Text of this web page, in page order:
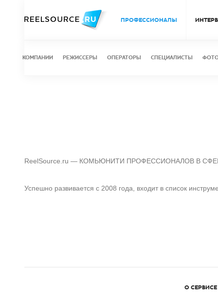
ПРОФЕССИОНАЛЫ
КОМПАНИИ РЕЖИССЕРЫ ОПЕРАТОРЫ СПЕЦИАЛИСТЫ
ReelSource.ru — КОМЬЮНИТИ ПРОФЕССИОНАЛОВ В
Успешно развивается с 2008 года, входит в список
О СЕРВИСЕ